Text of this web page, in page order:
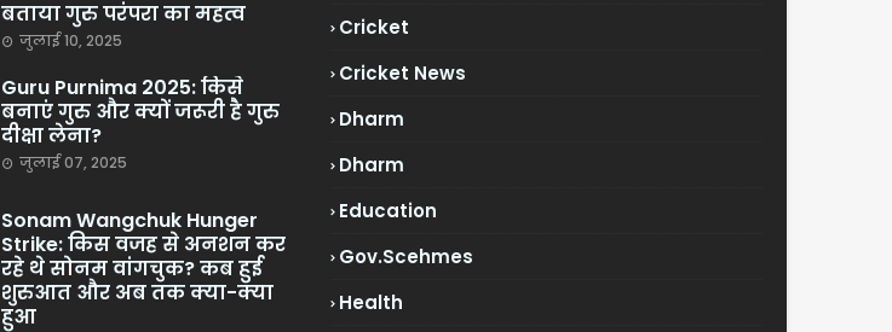
बताया गुरु परंपरा का महत्व
जुलाई 10, 2025
Guru Purnima 2025: किसे
बनाएं गुरु और क्यों जरूरी है गुरु
दीक्षा लेना?
जुलाई 07, 2025
Sonam Wangchuk Hunger
Strike: किस वजह से अनशन कर
रहे थे सोनम वांगचुक? कब हुई
शुरुआत और अब तक क्या-क्या
हुआ
Cricket
Cricket News
Dharm
Dharm
Education
Gov.scehmes
Health